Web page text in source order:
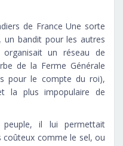
de France Une sorte
un bandit pour les autres
un réseau de
de la Ferme Générale
pour le compte du roi),
la plus impopulaire de
il lui permettait
coûteux comme le sel, ou